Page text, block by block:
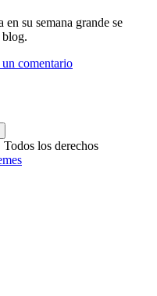
su semana grande se
blog.
comentario
Todos los derechos